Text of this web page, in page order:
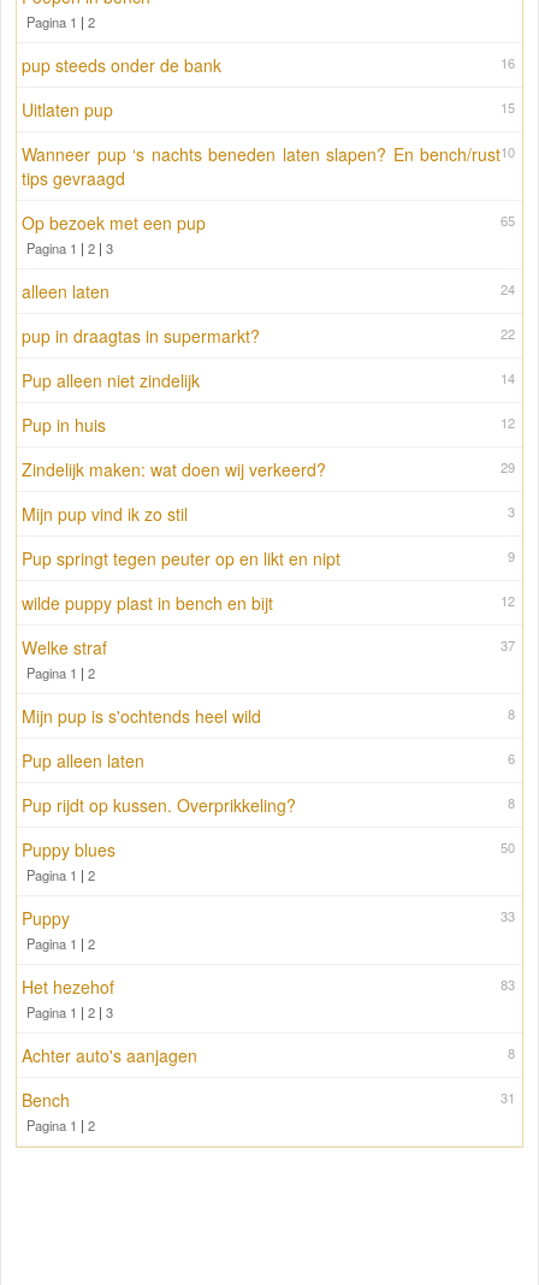
Pagina 1 | 2
16
pup steeds onder de bank
15
Uitlaten pup
10
Wanneer pup ‘s nachts beneden laten slapen? En bench/rust
tips gevraagd
65
Op bezoek met een pup
Pagina 1 | 2 | 3
24
alleen laten
22
pup in draagtas in supermarkt?
14
Pup alleen niet zindelijk
12
Pup in huis
29
Zindelijk maken: wat doen wij verkeerd?
3
Mijn pup vind ik zo stil
9
Pup springt tegen peuter op en likt en nipt
12
wilde puppy plast in bench en bijt
37
Welke straf
Pagina 1 | 2
8
Mijn pup is s'ochtends heel wild
6
Pup alleen laten
8
Pup rijdt op kussen. Overprikkeling?
50
Puppy blues
Pagina 1 | 2
33
Puppy
Pagina 1 | 2
83
Het hezehof
Pagina 1 | 2 | 3
8
Achter auto's aanjagen
31
Bench
Pagina 1 | 2